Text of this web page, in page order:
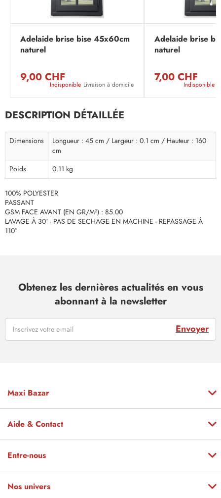
Adelaide brise bise 45x60cm
naturel
9,00 CHF
Indisponible Livraison à domicile
Adelaide brise
naturel
7,00 CHF
Indisponible
DESCRIPTION DÉTAILLÉE
Dimensions
Longueur : 45 cm / Largeur : 0.1 cm / Hauteur : 160
cm
Poids
0.11 kg
100% POLYESTER
PASSANT
GSM FACE AVANT (EN GR/M²) : 85.00
LAVAGE À 30° - PAS DE SECHAGE EN MACHINE - REPASSAGE À
110°
Obtenez les dernières actualités en vous
abonnant à la newsletter
Envoyer
Maxi Bazar
Aide & Contact
Entre-nous
Nos univers